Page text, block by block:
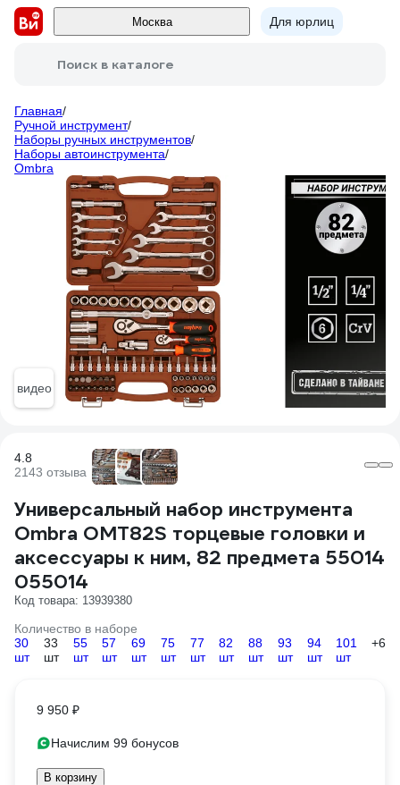
Москва Для юрлиц
Поиск в каталоге
Главная/
Ручной инструмент/
Наборы ручных инструментов/
Наборы автоинструмента/
Ombra
видео
4.8
2143 отзыва
Универсальный набор инструмента
Ombra OMT82S торцевые головки и
аксессуары к ним, 82 предмета 55014
055014
Код товара: 13939380
Количество в наборе
30
шт
33
шт
55
шт
57
шт
69
шт
75
шт
77
шт
82
шт
88
шт
93
шт
94
шт
101
шт
+6
9 950 ₽
Начислим 99 бонусов
В корзину